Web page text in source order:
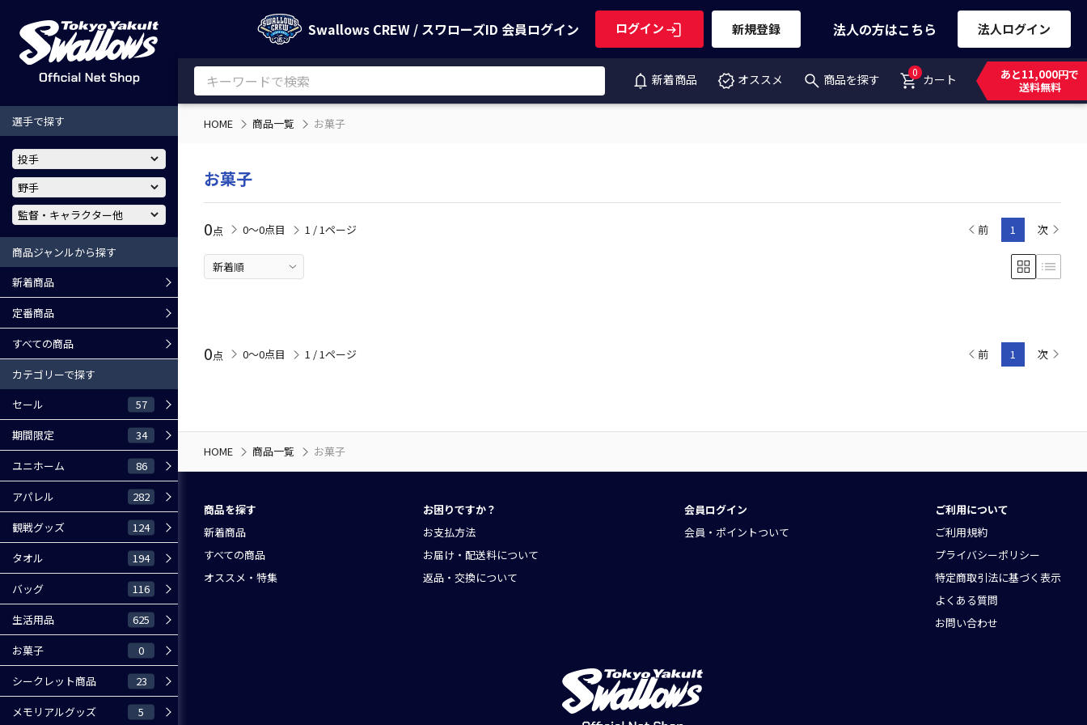
Swallows CREW / スワローズID 会員ログイン ログイン 新規登録 法人の方はこちら 法人ログイン
新着商品 オススメ 商品を探す 0 カート
あと11,000円で
送料無料
選手で探す
商品ジャンルから探す
新着商品
定番商品
すべての商品
カテゴリーで探す
セール
57
期間限定 34
ユニホーム 86
アパレル 282
観戦グッズ 124
タオル 194
バッグ 116
生活用品 625
お菓子 0
シークレット商品 23
メモリアルグッズ 5
HOME 商品一覧 お菓子
お菓子
0点 0〜0点目 1 / 1ページ 前 1 次
0点 0〜0点目 1 / 1ページ 前 1 次
HOME 商品一覧 お菓子
商品を探す
新着商品
すべての商品
オススメ・特集
お困りですか？
お支払方法
お届け・配送料について
返品・交換について
会員ログイン
会員・ポイントついて
ご利用について
ご利用規約
プライバシーポリシー
特定商取引法に基づく表示
よくある質問
お問い合わせ